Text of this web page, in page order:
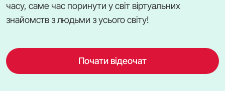
часу, саме час поринути у світ віртуальних
знайомств з людьми з усього світу!
Почати відеочат